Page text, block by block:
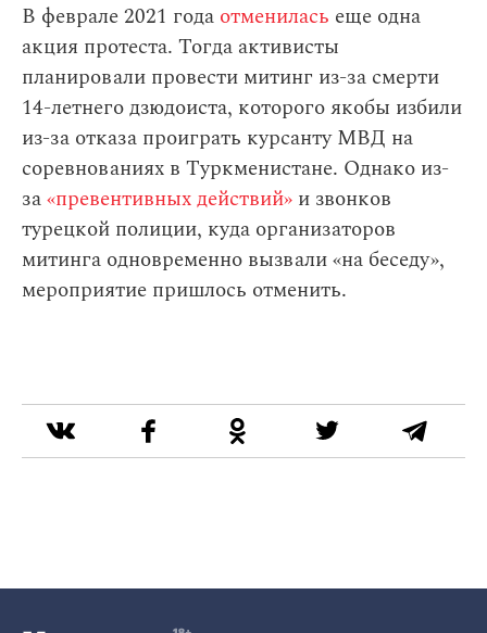
В феврале 2021 года отменилась еще одна
акция протеста. Тогда активисты
планировали провести митинг из-за смерти
14-летнего дзюдоиста, которого якобы избили
из-за отказа проиграть курсанту МВД на
соревнованиях в Туркменистане. Однако из-
за«превентивных действий» и звонков
турецкой полиции, куда организаторов
митинга одновременно вызвали «на беседу»,
мероприятие пришлось отменить.